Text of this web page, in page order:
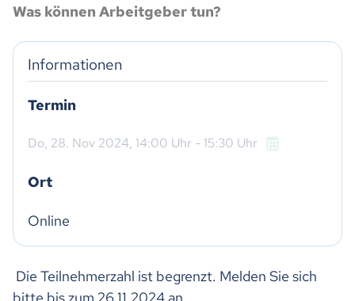
Was können Arbeitgeber tun?
Die Teilnehmerzahl ist begrenzt. Melden Sie sich
bitte bis zum 26.11.2024 an.
Informationen
Termin
Do, 28. Nov 2024, 14:00 Uhr - 15:30 Uhr
Ort
Online